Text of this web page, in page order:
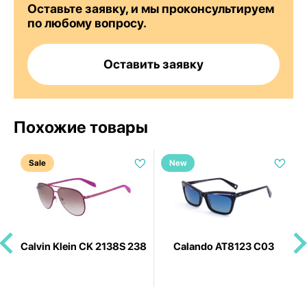
Оставьте заявку, и мы проконсультируем
по любому вопросу.
Оставить заявку
Похожие товары
Sale
Calvin Klein CK 2138S 238
New
Calando AT8123 C03